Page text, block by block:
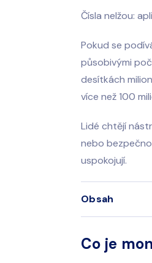
Čísla nelžou:
Pokud se
působivými
desítkách
více než 100
Lidé chtějí
nebo
uspokojují.
Obsah
Co je